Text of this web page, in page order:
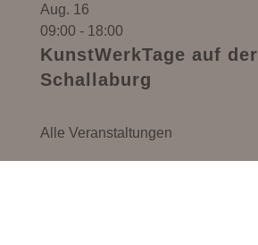
Aug. 16
09:00 - 18:00
KunstWerkTage auf der
Schallaburg
Alle Veranstaltungen